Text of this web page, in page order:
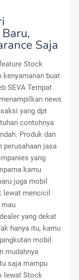
Saja
Stock
kenyamanan buat
SEVA Tempat
news
yang dpt
contohnya
Produk dan
perusahaan jasa
yang
kamu
juga mobil
lewat mencicil
mau
yang dekat
hanya itu, kamu
mobil
mudahnya
saja mampu
lewat Stock